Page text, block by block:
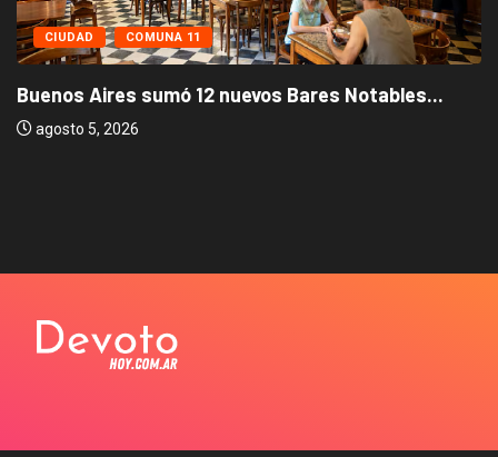
COMUNA 11
sumó 12 nuevos Bares Notables...